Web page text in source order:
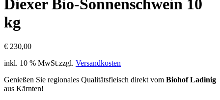
Diexer Bio-Sonnenschwein 10
kg
€ 230,00
inkl. 10 % MwSt.zzgl. Versandkosten
Genießen Sie regionales Qualitätsfleisch direkt vom Biohof Ladinig
aus Kärnten!